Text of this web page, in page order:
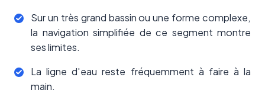
Sur un très grand bassin ou une forme complexe,
la navigation simplifiée de ce segment montre
ses limites.
La ligne d'eau reste fréquemment à faire à la
main.